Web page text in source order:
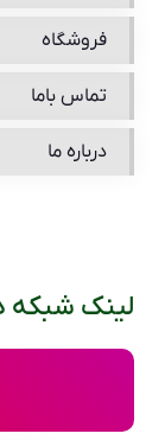
فروشگاه
تماس باما
درباره ما
لینک شبکه